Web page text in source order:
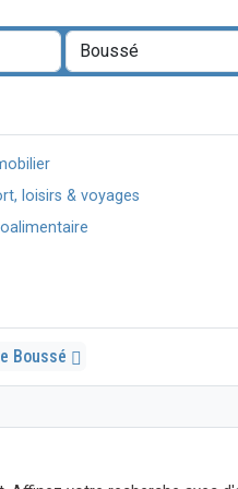
loisirs & voyages
Boussé